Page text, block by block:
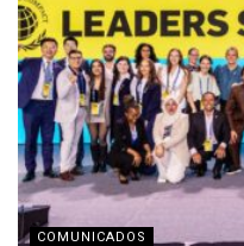
COMUNICADOS